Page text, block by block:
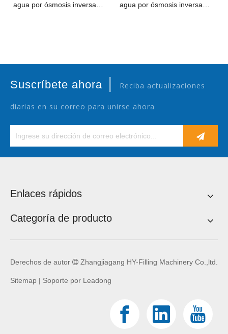
agua por ósmosis inversa
agua por ósmosis inversa
Suscríbete ahora | Reciba actualizaciones
diarias en su correo para unirse ahora
Enlaces rápidos
Categoría de producto
Derechos de autor  Zhangjiagang HY-Filling Machinery Co.,ltd.
Sitemap | Soporte por Leadong